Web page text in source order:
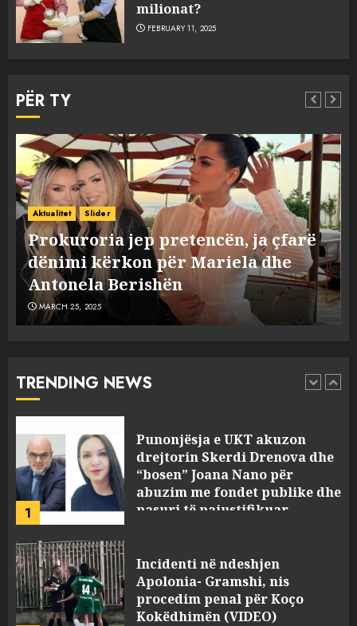
milionat?
FEBRUARY 11, 2025
PËR TY
Aktualitet Slider
Prokuroria jep pretencën, ja çfarë
dënimi kërkon për Mariela dhe
Antonela Berishën
MARCH 25, 2025
TRENDING NEWS
3 MARCH 25, 2025
4 MARCH 25, 2025
5
“Ai që drejtonte makinën më
ngjau me Talo Çelën”,
dëshmia e Nuredin Dumanit
flet për PERSONAT që e
plagosën!
MARCH 25, 2025
1
Punonjësja e UKT akuzon
pasuri të pajustifikuar
2
Incidenti në ndeshjen
Apolonia- Gramshi, nis
procedim penal për Koço
Kokëdhimën (VIDEO)
MARCH 27, 2025
FOTO/ Persona të maskuar
sulmuan “One Albania”,
ngjarja u fsheh. A u vodhën
serverat?